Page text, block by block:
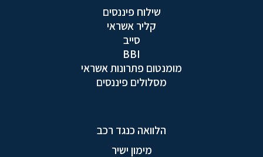
שילוח פיננסים
קליר אשראי
סייב
BBI
מומנטום פתרונות אשראי
מסלולים פיננסים
הלוואה כנגד רכב
מימון ישיר